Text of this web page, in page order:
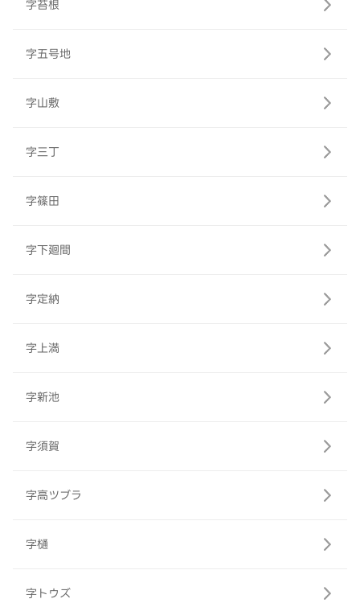
字苔根
字五号地
字山敷
字三丁
字篠田
字下廻間
字定納
字上満
字新池
字須賀
字高ツブラ
字樋
字トウズ